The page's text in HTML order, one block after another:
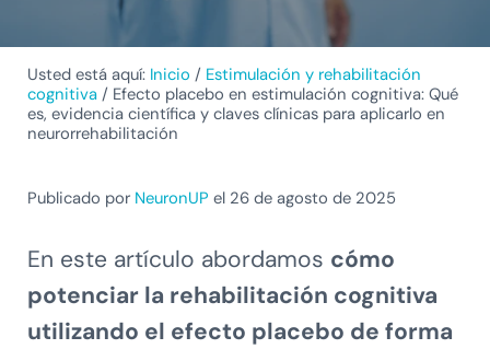
Usted está aquí: Inicio / Estimulación y rehabilitación
cognitiva / Efecto placebo en estimulación cognitiva: Qué
es, evidencia científica y claves clínicas para aplicarlo en
neurorrehabilitación
Publicado por NeuronUP el 26 de agosto de 2025
En este artículo abordamos cómo
potenciar la rehabilitación cognitiva
utilizando el efecto placebo de forma